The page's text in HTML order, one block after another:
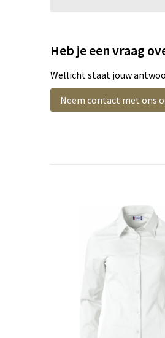
Heb je een vraag
Wellicht staat jouw
Neem contact met ons